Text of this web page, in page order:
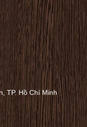
TP. Hồ Chí Minh